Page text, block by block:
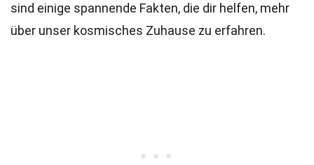
sind einige spannende Fakten, die dir helfen, mehr
über unser kosmisches Zuhause zu erfahren.